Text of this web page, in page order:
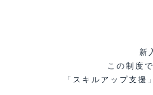
新
この制度
「スキルアップ支